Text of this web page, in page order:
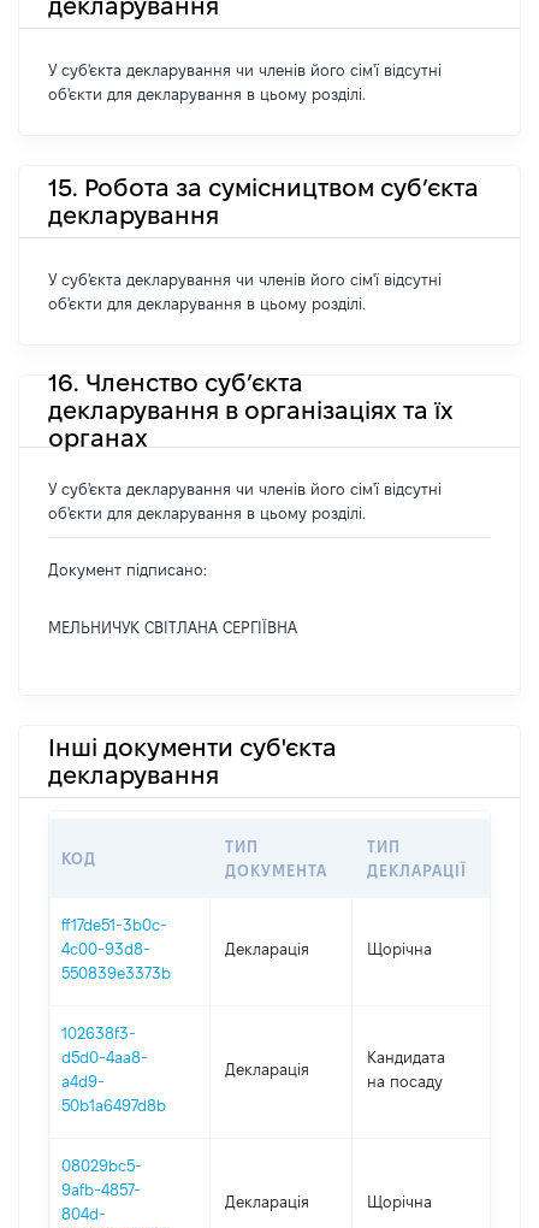
декларування
У суб'єкта декларування чи членів його сім'ї відсутні
об'єкти для декларування в цьому розділі.
15. Робота за сумісництвом суб’єкта
декларування
У суб'єкта декларування чи членів його сім'ї відсутні
об'єкти для декларування в цьому розділі.
16. Членство суб’єкта
декларування в організаціях та їх
органах
У суб'єкта декларування чи членів його сім'ї відсутні
об'єкти для декларування в цьому розділі.
Документ підписано:
МЕЛЬНИЧУК СВІТЛАНА СЕРГІЇВНА
Інші документи суб'єкта
декларування
КОД
ТИП
ДОКУМЕНТА
ТИП
ДЕКЛАРАЦІЇ
ff17de51-3b0c-
4c00-93d8-
550839e3373b
Декларація Щорічна
102638f3-
d5d0-4aa8-
a4d9-
50b1a6497d8b
Декларація
Кандидата
на посаду
08029bc5-
9afb-4857-
804d-
Декларація Щорічна